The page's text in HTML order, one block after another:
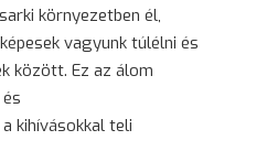
környezetben él,
vagyunk túlélni és
között. Ez az álom
kihívásokkal teli